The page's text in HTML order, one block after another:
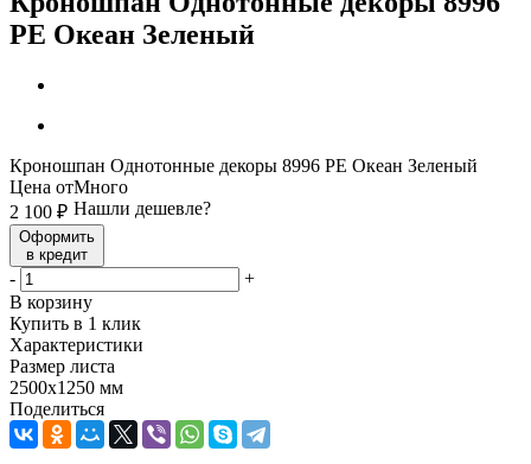
PE Океан Зеленый
Кроношпан Однотонные декоры 8996 PE Океан Зеленый
Цена от
2 100 ₽
Оформить
в кредит
Много
Нашли дешевле?
-
+
В корзину
Купить в 1 клик
Характеристики
Размер листа
2500х1250 мм
Поделиться